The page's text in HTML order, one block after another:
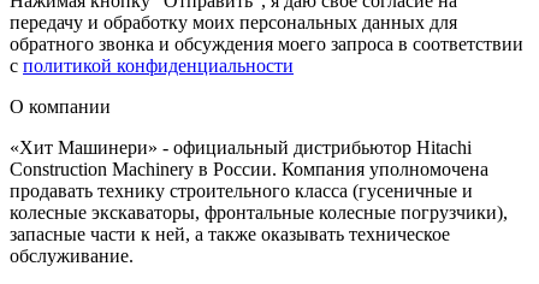
передачу и обработку моих персональных данных для
обратного звонка и обсуждения моего запроса в соответствии
с политикой конфиденциальности
О компании
«Хит Машинери» - официальный дистрибьютор Hitachi
Construction Machinery в России. Компания уполномочена
продавать технику строительного класса (гусеничные и
колесные экскаваторы, фронтальные колесные погрузчики),
запасные части к ней, а также оказывать техническое
обслуживание.